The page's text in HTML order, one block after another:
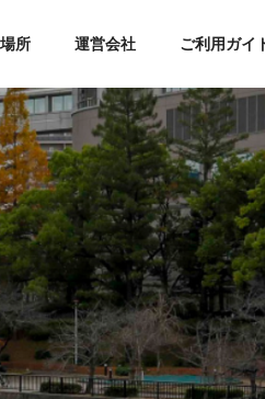
所 運営会社 ご利用ガイ